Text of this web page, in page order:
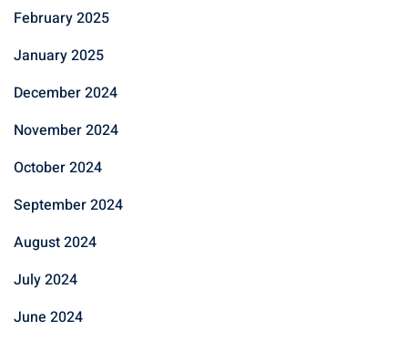
February 2025
January 2025
December 2024
November 2024
October 2024
September 2024
August 2024
July 2024
June 2024